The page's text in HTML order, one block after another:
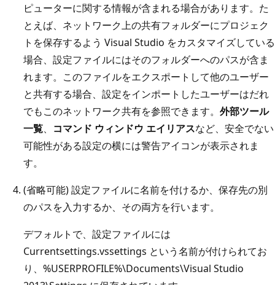
ピューターに関する情報が含まれる場合があります。た
とえば、ネットワーク上の共有フォルダーにプロジェク
トを保存するよう Visual Studio をカスタマイズしている
場合、設定ファイルにはそのフォルダーへのパスが含ま
れます。このファイルをエクスポートして他のユーザー
と共有する場合、設定をインポートしたユーザーはだれ
でもこのネットワーク共有を参照できます。 外部ツール
一覧、 コマンド ウィンドウ エイリアスなど、安全でない
可能性がある設定の横には警告アイコンが表示されま
す。
(省略可能) 設定ファイルに名前を付けるか、保存先の別
のパスを入力するか、その両方を行います。
デフォルトで、設定ファイルには
Currentsettings.vssettings という名前が付けられてお
り、%USERPROFILE%\Documents\Visual Studio